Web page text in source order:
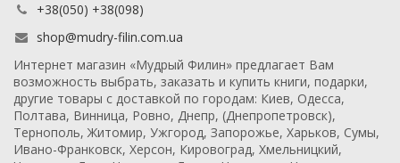
+38(050) +38(098)
shop@mudry-filin.com.ua
Интернет магазин «Мудрый Филин» предлагает Вам
возможность выбрать, заказать и купить книги, подарки,
другие товары с доставкой по городам: Киев, Одесса,
Полтава, Винница, Ровно, Днепр, (Днепропетровск),
Тернополь, Житомир, Ужгород, Запорожье, Харьков, Сумы,
Ивано-Франковск, Херсон, Кировоград, Хмельницкий,